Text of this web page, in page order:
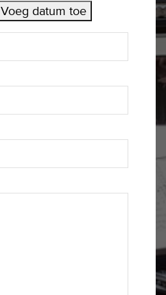
Voeg datum toe